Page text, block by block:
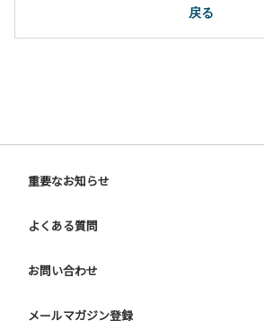
戻る
重要なお知らせ
よくある質問
お問い合わせ
メールマガジン登録